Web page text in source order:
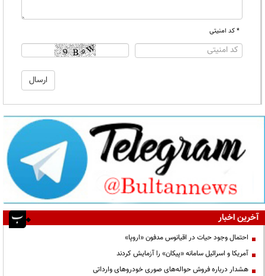
* کد امنیتی
آخرین اخبار
احتمال وجود حیات در اقیانوس مدفون «اروپا»
آمریکا و اسرائیل سامانه «پیکان» را آزمایش کردند
هشدار درباره فروش حواله‌های صوری خودروهای وارداتی